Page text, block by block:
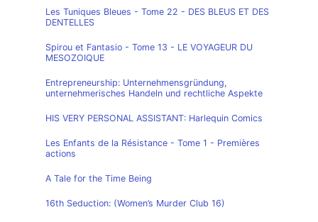
Les Tuniques Bleues - Tome 22 - DES BLEUS ET DES
DENTELLES
Spirou et Fantasio - Tome 13 - LE VOYAGEUR DU
MESOZOIQUE
Entrepreneurship: Unternehmensgründung,
unternehmerisches Handeln und rechtliche Aspekte
HIS VERY PERSONAL ASSISTANT: Harlequin Comics
Les Enfants de la Résistance - Tome 1 - Premières
actions
A Tale for the Time Being
16th Seduction: (Women’s Murder Club 16)